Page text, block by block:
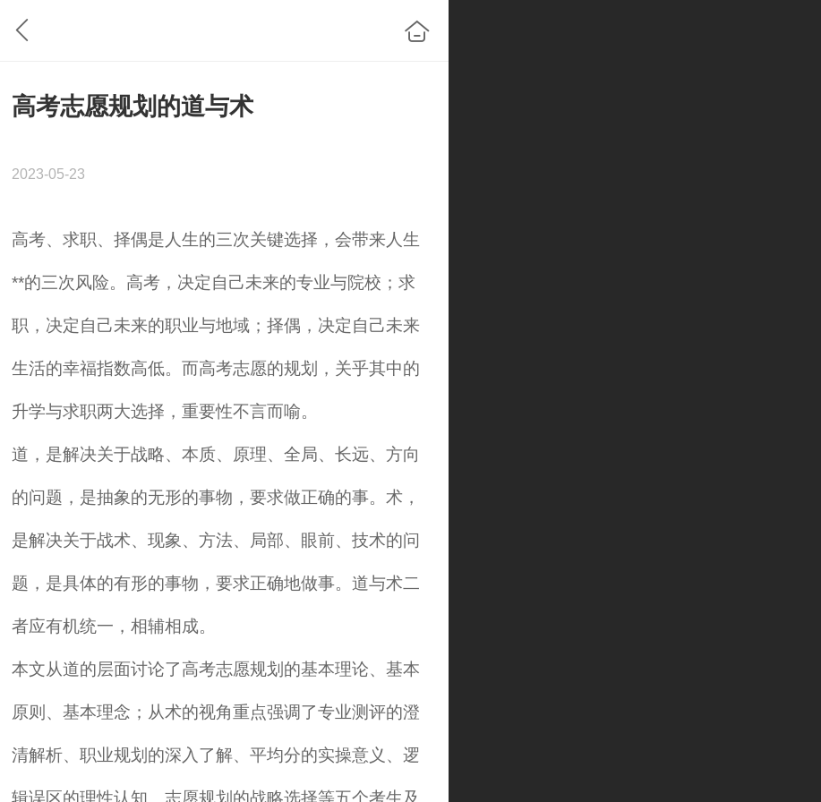
高考志愿规划的道与术
2023-05-23
高考、求职、择偶是人生的三次关键选择，会带来人生
**的三次风险。高考，决定自己未来的专业与院校；求
职，决定自己未来的职业与地域；择偶，决定自己未来
生活的幸福指数高低。而高考志愿的规划，关乎其中的
升学与求职两大选择，重要性不言而喻。
道，是解决关于战略、本质、原理、全局、长远、方向
的问题，是抽象的无形的事物，要求做正确的事。术，
是解决关于战术、现象、方法、局部、眼前、技术的问
题，是具体的有形的事物，要求正确地做事。道与术二
者应有机统一，相辅相成。
本文从道的层面讨论了高考志愿规划的基本理论、基本
原则、基本理念；从术的视角重点强调了专业测评的澄
清解析、职业规划的深入了解、平均分的实操意义、逻
辑误区的理性认知、志愿规划的战略选择等五个考生及